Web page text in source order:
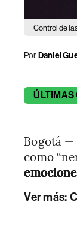
Control de
PorDaniel
ÚLTIMAS
Bogotá —
como
Ver más: